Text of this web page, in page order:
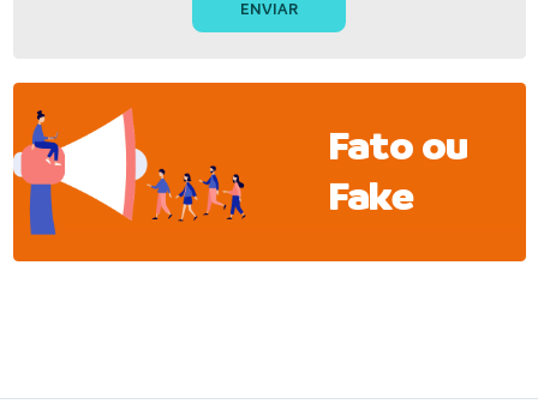
Fato ou
Fake